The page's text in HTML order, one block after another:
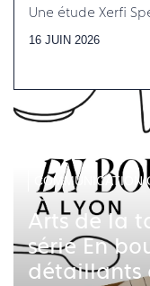
Une étude Xerfi
16 JUIN 2026
COMMUNICATION
Arts de la
série En
détaillants